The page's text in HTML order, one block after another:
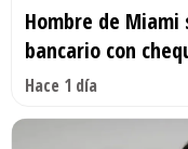
Hombre de
bancario con
Hace 1 día